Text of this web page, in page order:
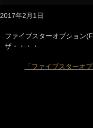
2017年2月1日
ファイブスターオプション
ザ・・・・
「ファイブスターオ